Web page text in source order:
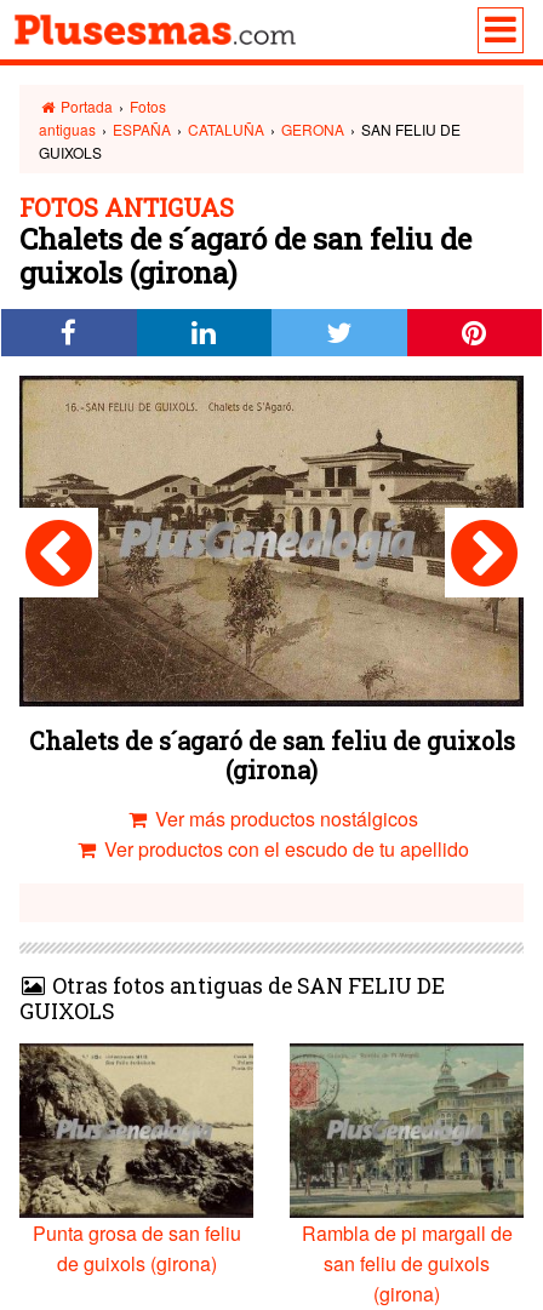
Portada › Fotos
antiguas › ESPAÑA › CATALUÑA › GERONA › SAN FELIU DE
GUIXOLS
FOTOS ANTIGUAS
Chalets de s´agaró de san feliu de
guixols (girona)
Chalets de s´agaró de san feliu de guixols
(girona)
Ver más productos nostálgicos
Ver productos con el escudo de tu apellido
Otras fotos antiguas de SAN FELIU DE
GUIXOLS
Punta grosa de san feliu
de guixols (girona)
Rambla de pi margall de
san feliu de guixols
(girona)